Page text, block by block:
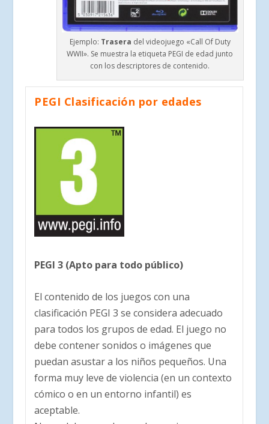
Ejemplo: Trasera del videojuego «Call Of Duty
WWII». Se muestra la etiqueta PEGI de edad junto
con los descriptores de contenido.
PEGI Clasificación por edades
PEGI 3 (Apto para todo público)
El contenido de los juegos con una
clasificación PEGI 3 se considera adecuado
para todos los grupos de edad. El juego no
debe contener sonidos o imágenes que
puedan asustar a los niños pequeños. Una
forma muy leve de violencia (en un contexto
cómico o en un entorno infantil) es
aceptable.